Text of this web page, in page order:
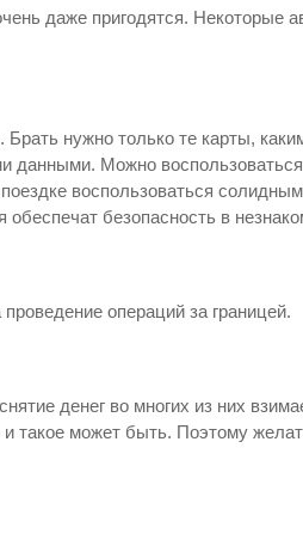
даже пригодятся. Некоторые
нужно только те карты,
данными. Можно
воспользоваться
безопасность в
операций за границей.
денег во многих из них
может быть. Поэтому